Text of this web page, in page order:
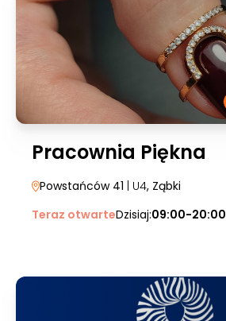
Pracownia Piękna
Powstańców 41 | U4, Ząbki
Teraz otwarteDzisiaj:09:00-20:00